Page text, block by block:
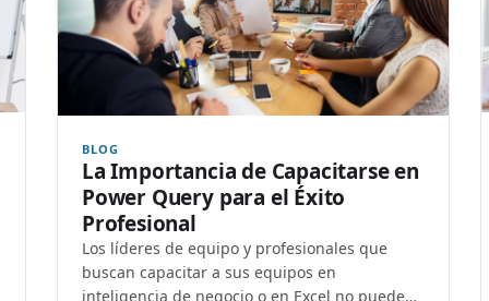
BLOG
La Importancia de Capacitarse en
Power Query para el Éxito
Profesional
Los líderes de equipo y profesionales que
buscan capacitar a sus equipos en
inteligencia de negocio o en Excel no pueden